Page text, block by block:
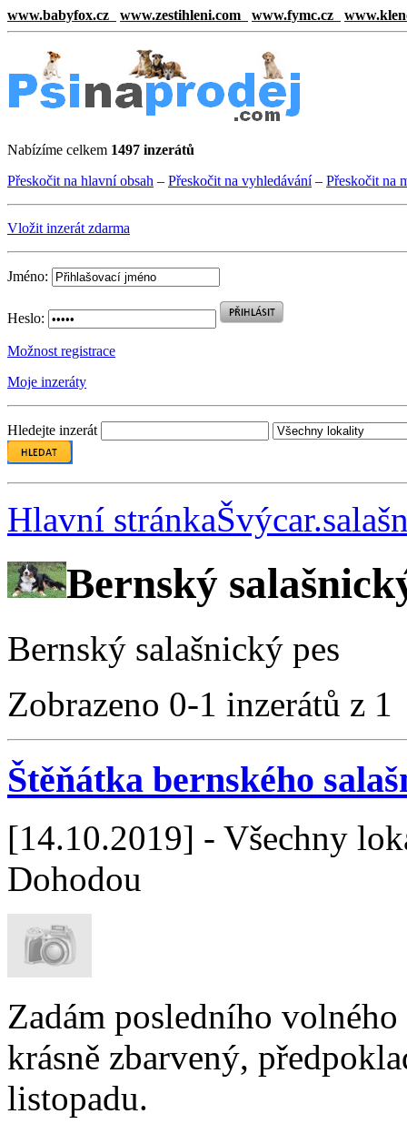
www.babyfox.cz www.zestihleni.com www.fymc.cz
Nabízíme celkem 1497 inzerátů
Přeskočit na hlavní obsah – Přeskočit na vyhledávání– Přeskočit na
Vložit inzerát zdarma
Jméno:
Heslo:
Možnost registrace
Moje inzeráty
Hledejte inzerát
Hlavní stránka
Bernský
Bernský salašnický pes
Zobrazeno 0-1 inzerátů z 1
Štěňátka bernského
[14.10.2019] - Všechny
Dohodou
Zadám posledního
krásně zbarvený,
listopadu.